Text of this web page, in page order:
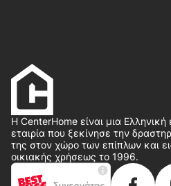
Η CenterHome είναι μια Ελληνική
εταιρία που ξεκίνησε την
της στον χώρο των επίπλων και
οικιακής χρήσεως το 1996.